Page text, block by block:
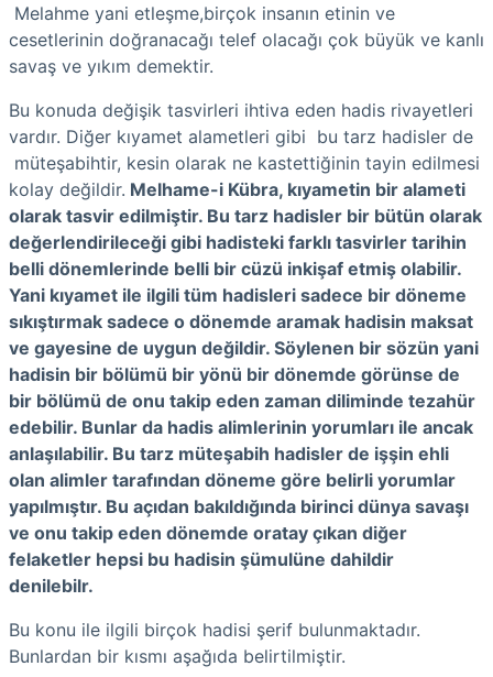
Melahme yani etleşme,birçok insanın etinin ve
cesetlerinin doğranacağı telef olacağı çok büyük ve kanlı
savaş ve yıkım demektir.
Bu konuda değişik tasvirleri ihtiva eden hadis rivayetleri
vardır. Diğer kıyamet alametleri gibi bu tarz hadisler de
müteşabihtir, kesin olarak ne kastettiğinin tayin edilmesi
kolay değildir. Melhame-i Kübra, kıyametin bir alameti
olarak tasvir edilmiştir. Bu tarz hadisler bir bütün olarak
değerlendirileceği gibi hadisteki farklı tasvirler tarihin
belli dönemlerinde belli bir cüzü inkişaf etmiş olabilir.
Yani kıyamet ile ilgili tüm hadisleri sadece bir döneme
sıkıştırmak sadece o dönemde aramak hadisin maksat
ve gayesine de uygun değildir. Söylenen bir sözün yani
hadisin bir bölümü bir yönü bir dönemde görünse de
bir bölümü de onu takip eden zaman diliminde tezahür
edebilir. Bunlar da hadis alimlerinin yorumları ile ancak
anlaşılabilir. Bu tarz müteşabih hadisler de işşin ehli
olan alimler tarafından döneme göre belirli yorumlar
yapılmıştır. Bu açıdan bakıldığında birinci dünya savaşı
ve onu takip eden dönemde oratay çıkan diğer
felaketler hepsi bu hadisin şümulüne dahildir
denilebilr.
Bu konu ile ilgili birçok hadisi şerif bulunmaktadır.
Bunlardan bir kısmı aşağıda belirtilmiştir.